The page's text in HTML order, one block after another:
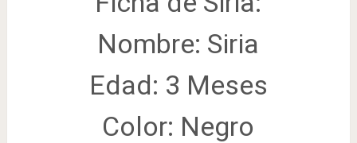
Nombre: Siria
Edad: 3 Meses
Color: Negro